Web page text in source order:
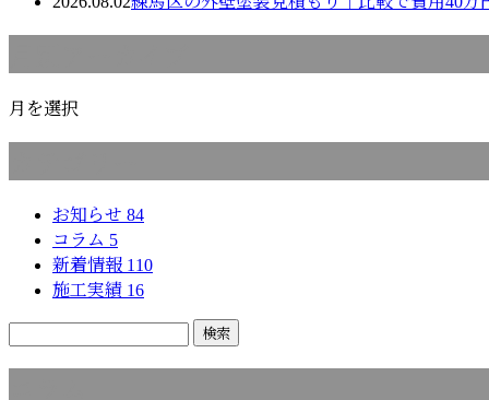
月を選択
お知らせ 84
コラム 5
新着情報 110
施工実績 16